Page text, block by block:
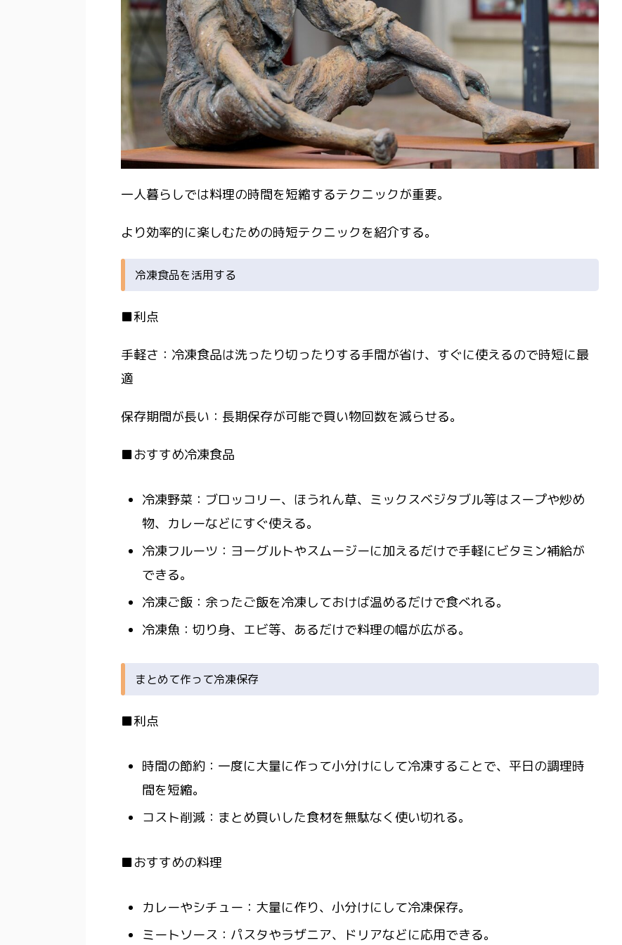
一人暮らしでは料理の時間を短縮するテクニックが重要。
より効率的に楽しむための時短テクニックを紹介する。
冷凍食品を活用する
■利点
手軽さ：冷凍食品は洗ったり切ったりする手間が省け、すぐに使えるので時短に最
適
保存期間が長い：長期保存が可能で買い物回数を減らせる。
■おすすめ冷凍食品
冷凍野菜：ブロッコリー、ほうれん草、ミックスベジタブル等はスープや炒め
物、カレーなどにすぐ使える。
冷凍フルーツ：ヨーグルトやスムージーに加えるだけで手軽にビタミン補給が
できる。
冷凍ご飯：余ったご飯を冷凍しておけば温めるだけで食べれる。
冷凍魚：切り身、エビ等、あるだけで料理の幅が広がる。
まとめて作って冷凍保存
■利点
時間の節約：一度に大量に作って小分けにして冷凍することで、平日の調理時
間を短縮。
コスト削減：まとめ買いした食材を無駄なく使い切れる。
■おすすめの料理
カレーやシチュー：大量に作り、小分けにして冷凍保存。
ミートソース：パスタやラザニア、ドリアなどに応用できる。